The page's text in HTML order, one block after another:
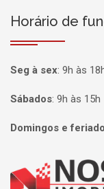
Horário de
Seg à sex: 9h às
Sábados: 9h às 15h
Domingos e
Página inicial